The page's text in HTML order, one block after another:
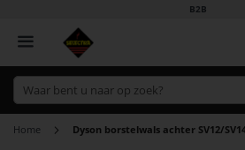
B2B
Home Dyson borstelwals achter SV12/